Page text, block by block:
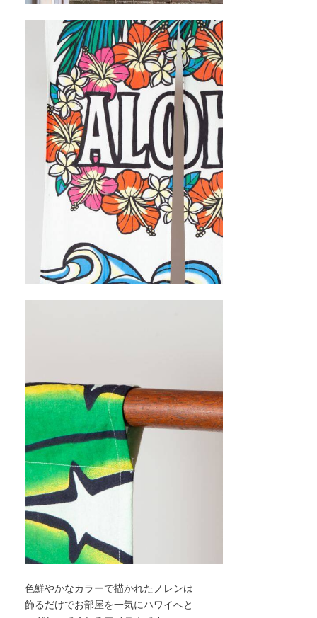
色鮮やかなカラーで描かれたノレンは
飾るだけでお部屋を一気にハワイへと